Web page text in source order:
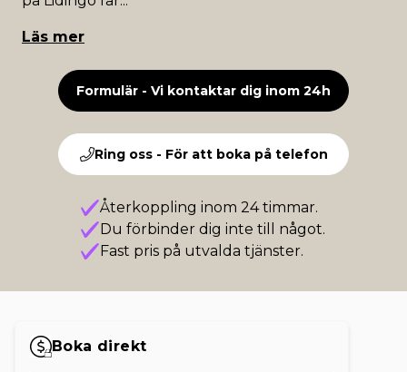
Läs mer
Formulär - Vi kontaktar dig inom 24h
Ring oss - För att boka på telefon
Återkoppling inom 24 timmar.
Du förbinder dig inte till något.
Fast pris på utvalda tjänster.
Boka direkt